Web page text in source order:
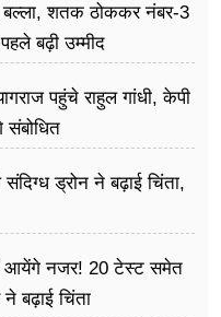
बल्ला, शतक ठोककर नंबर-3
बढ़ी उम्मीद
पहुंचे राहुल गांधी, केपी
ड्रोन ने बढ़ाई चिंता,
आयेंगे नजर! 20 टेस्ट समेत
बढ़ाई चिंता